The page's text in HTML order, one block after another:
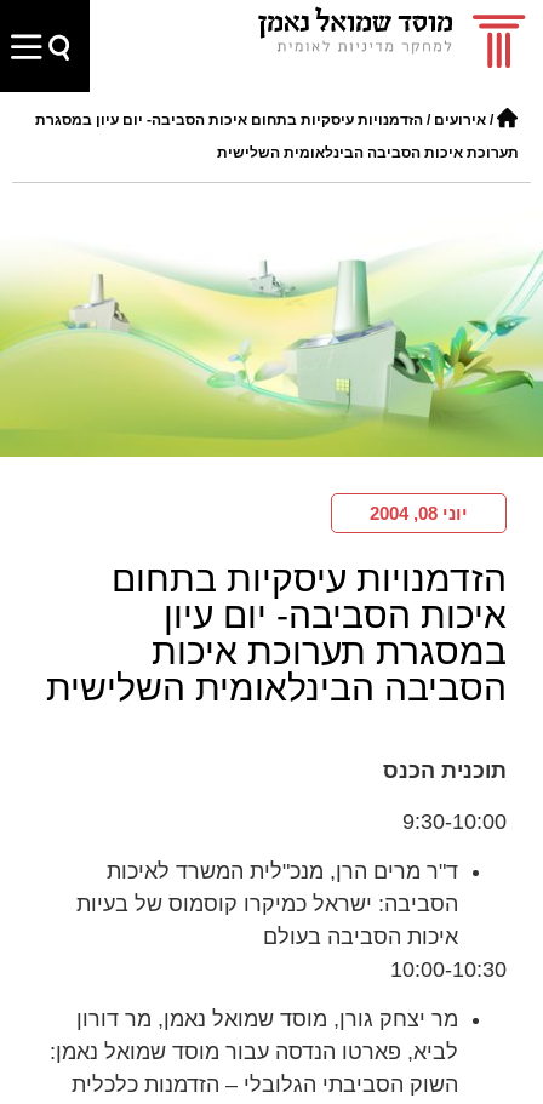
/ אירועים / הזדמנויות עיסקיות בתחום איכות הסביבה- יום עיון במסגרת
תערוכת איכות הסביבה הבינלאומית השלישית
יוני 08, 2004
הזדמנויות עיסקיות בתחום
איכות הסביבה- יום עיון
במסגרת תערוכת איכות
הסביבה הבינלאומית השלישית
תוכנית הכנס
9:30-10:00
ד"ר מרים הרן, מנכ"לית המשרד לאיכות
הסביבה: ישראל כמיקרו קוסמוס של בעיות
איכות הסביבה בעולם
10:00-10:30
מר יצחק גורן, מוסד שמואל נאמן, מר דורון
לביא, פארטו הנדסה עבור מוסד שמואל נאמן:
השוק הסביבתי הגלובלי – הזדמנות כלכלית